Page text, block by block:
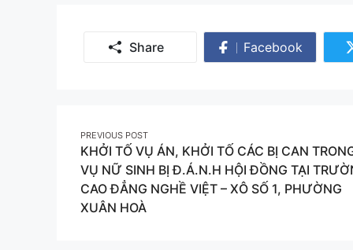
Share Facebook
Share
Post
navigation
PREVIOUS POST
KHỞI TỐ VỤ ÁN, KHỞI TỐ CÁC BỊ CAN
VỤ NỮ SINH BỊ Đ.Á.N.H HỘI ĐỒNG TẠI
CAO ĐẲNG NGHỀ VIỆT – XÔ SỐ 1, PHƯỜNG
XUÂN HOÀ